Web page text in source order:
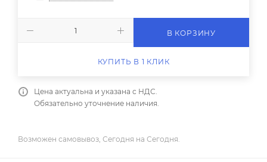
В КОРЗИНУ
КУПИТЬ В 1 КЛИК
Цена актуальна и указана с НДС.
Обязательно уточнение наличия.
Возможен самовывоз, Сегодня на Сегодня.